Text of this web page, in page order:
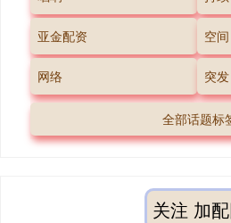
亚金配资 空间
网络 突发
全部话题标
关注 加